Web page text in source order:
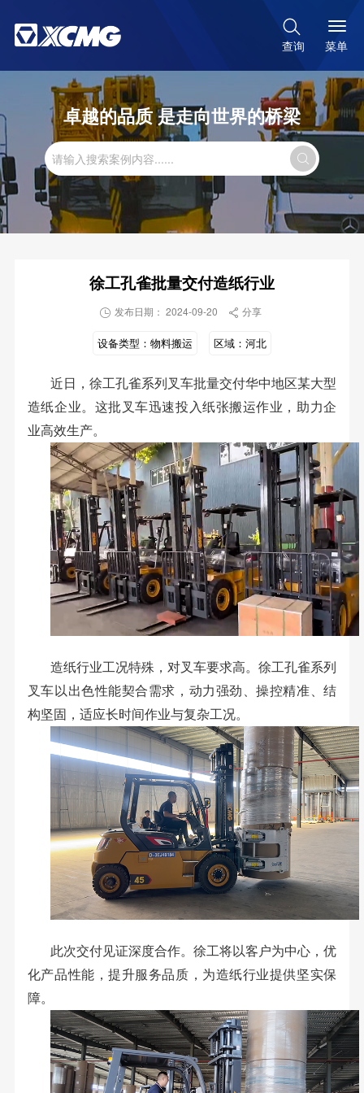

查询 菜单
卓越的品质 是走向世界的桥梁

徐工孔雀批量交付造纸行业
 发布日期： 2024-09-20  分享
设备类型： 物料搬运 区域： 河北
近日，徐工孔雀系列叉车批量交付华中地区某大型
造纸企业。这批叉车迅速投入纸张搬运作业，助力企
业高效生产。
造纸行业工况特殊，对叉车要求高。徐工孔雀系列
叉车以出色性能契合需求，动力强劲、操控精准、结
构坚固，适应长时间作业与复杂工况。
此次交付见证深度合作。徐工将以客户为中心，优
化产品性能，提升服务品质，为造纸行业提供坚实保
障。